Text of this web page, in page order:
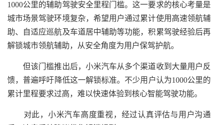
1000公里的辅助驾驶安全里程门槛。这一要求的核心考量是
城市场景驾驶环境复杂，希望用户通过累计使用高速领航辅
助、自适应巡航及车道居中辅助等功能，积累驾驶经验后再
解锁城市领航辅助，从安全角度为用户保驾护航。
但该门槛推出后，小米汽车从多个渠道收到大量用户反
馈，普遍呼吁降低这一解锁标准。不少用户认为1000公里的
累计里程要求过高，难以快速体验到核心智能驾驶功能。
对此，小米汽车高度重视，经过认真评估与用户沟通